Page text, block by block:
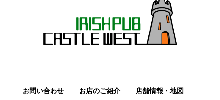
お問い合わせ お店のご紹介 店舗情報・地図